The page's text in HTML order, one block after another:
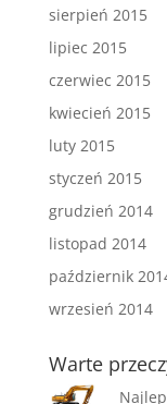
sierpień 2015
lipiec 2015
czerwiec 2015
kwiecień 2015
luty 2015
styczeń 2015
grudzień 2014
listopad 2014
październik
wrzesień 2014
Warte